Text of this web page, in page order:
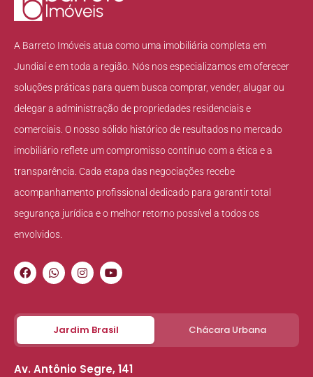
A Barreto Imóveis atua como uma imobiliária completa em
Jundiaí e em toda a região. Nós nos especializamos em oferecer
soluções práticas para quem busca comprar, vender, alugar ou
delegar a administração de propriedades residenciais e
comerciais. O nosso sólido histórico de resultados no mercado
imobiliário reflete um compromisso contínuo com a ética e a
transparência. Cada etapa das negociações recebe
acompanhamento profissional dedicado para garantir total
segurança jurídica e o melhor retorno possível a todos os
envolvidos.
Jardim Brasil Chácara Urbana
Av. Antônio Segre, 141